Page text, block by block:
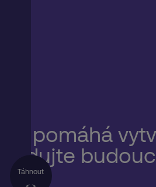
Táhnout
< >
pomáhá